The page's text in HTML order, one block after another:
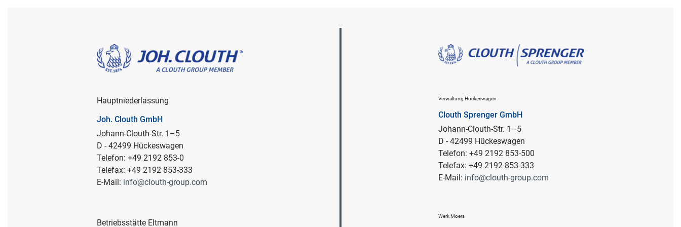
Hauptniederlassung
Joh. Clouth GmbH
Johann-Clouth-Str. 1–5
D - 42499 Hückeswagen
Telefon: +49 2192 853-0
Telefax: +49 2192 853-333
E-Mail: info@clouth-group.com
Betriebsstätte Eltmann
Verwaltung Hückeswagen
Clouth Sprenger GmbH
Johann-Clouth-Str. 1–5
D - 42499 Hückeswagen
Telefon: +49 2192 853-500
Telefax: +49 2192 853-333
E-Mail: info@clouth-group.com
Werk Moers